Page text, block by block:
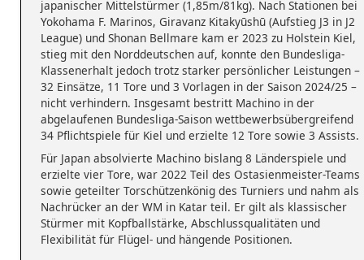
japanischer Mittelstürmer (1,85m/81kg). Nach Stationen bei
Yokohama F. Marinos, Giravanz Kitakyūshū (Aufstieg J3 in J2
League) und Shonan Bellmare kam er 2023 zu Holstein Kiel,
stieg mit den Norddeutschen auf, konnte den Bundesliga-
Klassenerhalt jedoch trotz starker persönlicher Leistungen –
32 Einsätze, 11 Tore und 3 Vorlagen in der Saison 2024/25 –
nicht verhindern. Insgesamt bestritt Machino in der
abgelaufenen Bundesliga-Saison wettbewerbsübergreifend
34 Pflichtspiele für Kiel und erzielte 12 Tore sowie 3 Assists.
Für Japan absolvierte Machino bislang 8 Länderspiele und
erzielte vier Tore, war 2022 Teil des Ostasienmeister-Teams
sowie geteilter Torschützenkönig des Turniers und nahm als
Nachrücker an der WM in Katar teil. Er gilt als klassischer
Stürmer mit Kopfballstärke, Abschlussqualitäten und
Flexibilität für Flügel- und hängende Positionen.